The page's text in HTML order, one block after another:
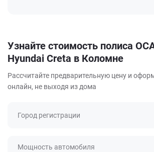
Узнайте стоимость полиса
Hyundai Creta в Коломне
Рассчитайте предварительную цену и
онлайн, не выходя из дома
Город регистрации
Мощность автомобиля